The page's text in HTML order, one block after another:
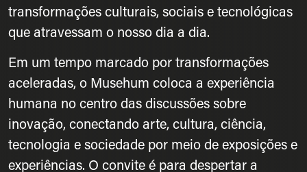
transformações culturais, sociais e tecnológicas
que atravessam o nosso dia a dia.
Em um tempo marcado por transformações
aceleradas, o Musehum coloca a experiência
humana no centro das discussões sobre
inovação, conectando arte, cultura, ciência,
tecnologia e sociedade por meio de exposições e
experiências. O convite é para despertar a